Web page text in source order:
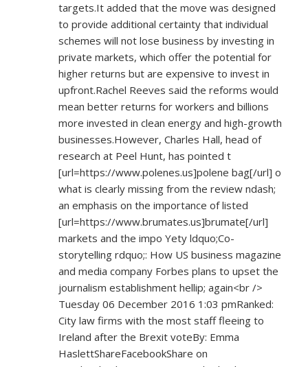
targets.It added that the move was designed
to provide additional certainty that individual
schemes will not lose business by investing in
private markets, which offer the potential for
higher returns but are expensive to invest in
upfront.Rachel Reeves said the reforms would
mean better returns for workers and billions
more invested in clean energy and high-growth
businesses.However, Charles Hall, head of
research at Peel Hunt, has pointed t
[url=https://www.polenes.us]polene bag[/url] o
what is clearly missing from the review ndash;
an emphasis on the importance of listed
[url=https://www.brumates.us]brumate[/url]
markets and the impo Yety ldquo;Co-
storytelling rdquo;: How US business magazine
and media company Forbes plans to upset the
journalism establishment hellip; again<br />
Tuesday 06 December 2016 1:03 pmRanked:
City law firms with the most staff fleeing to
Ireland after the Brexit voteBy: Emma
HaslettShareFacebookShare on